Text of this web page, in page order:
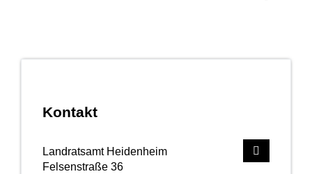
Kontakt
Landratsamt Heidenheim
Felsenstraße 36